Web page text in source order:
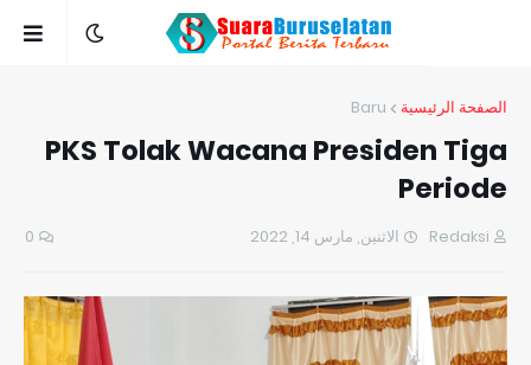
الصفحة الرئيسية Baru
PKS Tolak Wacana Presiden Tiga
Periode
Redaksi الاثنين, مارس 14, 2022 0